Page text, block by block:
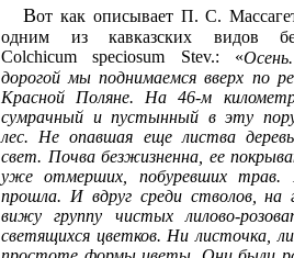
Вот как описывает П. С. Массагетов встречу с
одним из кавказских видов
Colchicum speciosum Stev.: «
дорогой мы поднимаемся вверх по
Красной Поляне. На 46-м
сумрачный и пустынный в эту
лес. Не опавшая еще листва
свет. Почва безжизненна, ее
уже отмерших, побуревших трав.
прошла. И вдруг среди стволов, на
вижу группу чистых лилово-
светящихся цветков. Ни листочка,